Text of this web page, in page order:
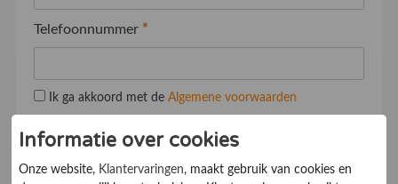
Telefoonnummer *
Ik ga akkoord met de Algemene voorwaarden
Informatie over cookies
Onze website, Klantervaringen, maakt gebruik van cookies en